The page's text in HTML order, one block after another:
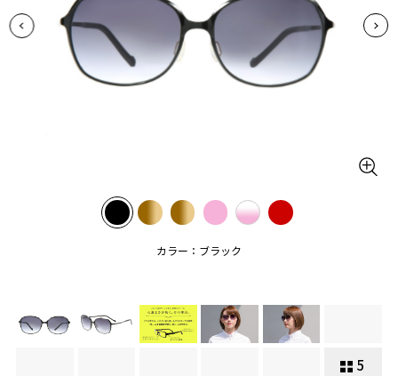
カラー：ブラック
5